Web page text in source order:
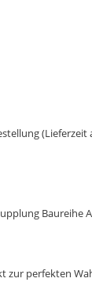
(Lieferzeit
Baureihe
perfekten